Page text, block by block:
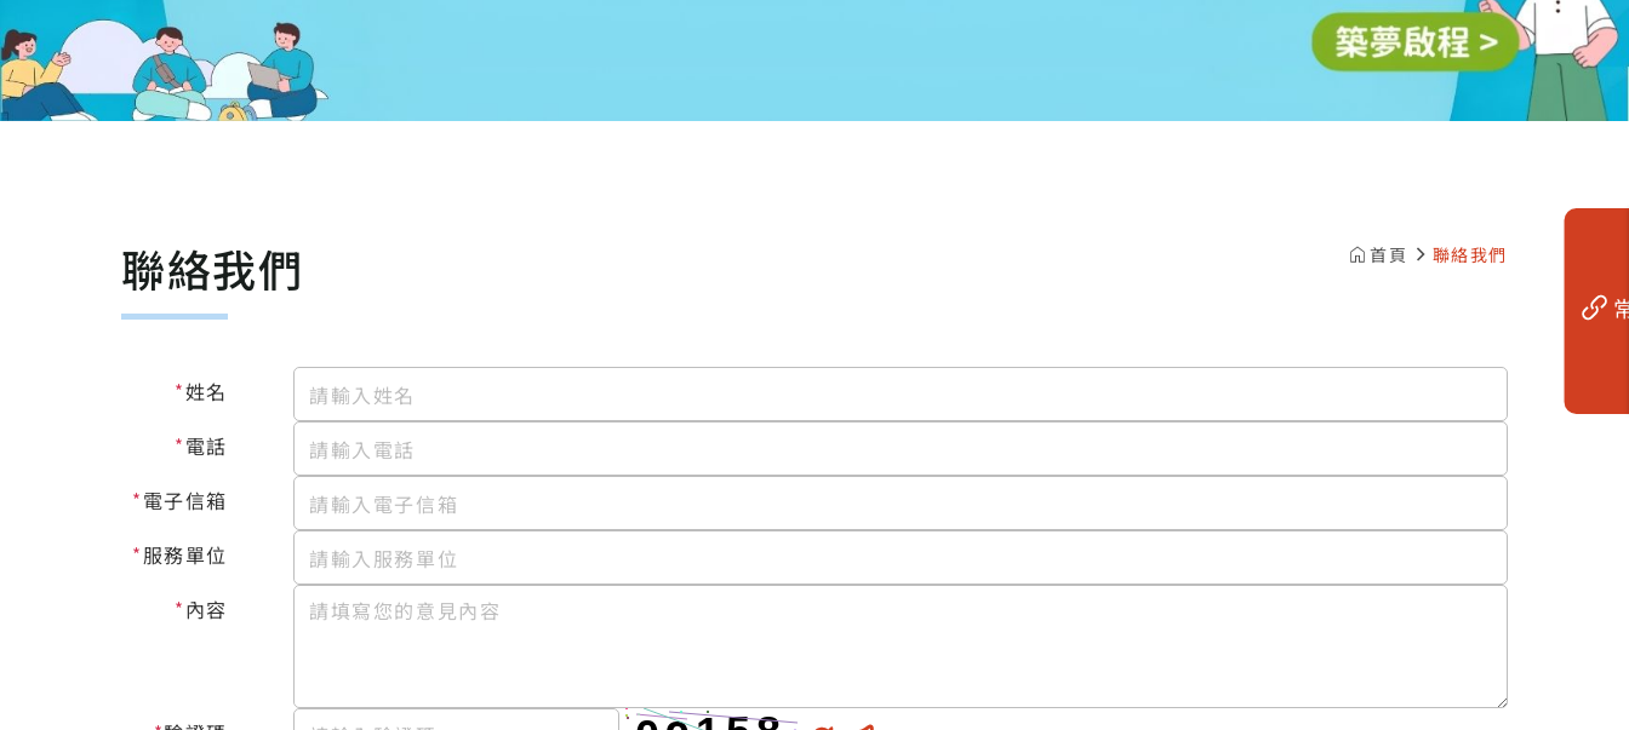
聯絡我們 ::: 首頁 聯絡我們
姓名
*
請輸入姓名
電話
*
請輸入電話
電子信箱
*
請輸入電子信箱
服務單位
*
請輸入服務單位
內容
* 請填寫您的意見內容